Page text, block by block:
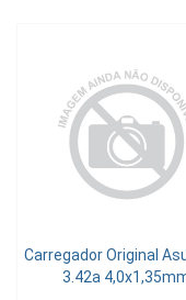
Carregador Original
3.42a